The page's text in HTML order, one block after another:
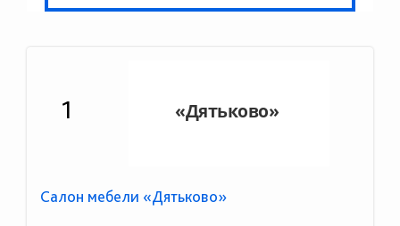
1
Салон мебели «Дятьково»